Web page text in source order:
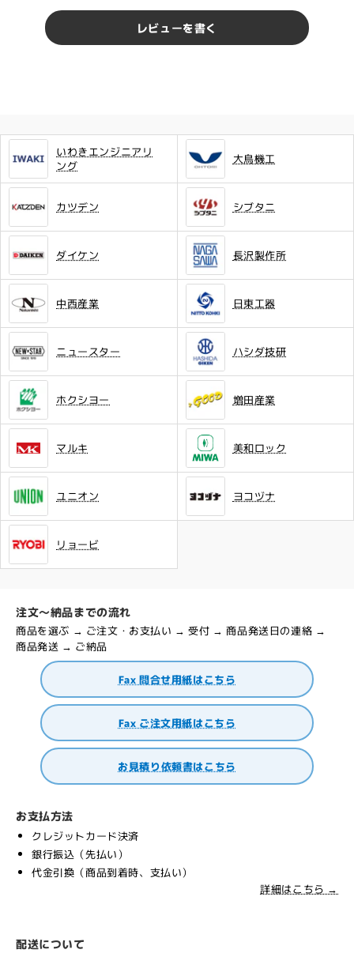
レビューを書く
いわきエンジニアリ
ング
大鳥機工
カツデン シブタニ
ダイケン 長沢製作所
中西産業 日東工器
ニュースター ハシダ技研
ホクシヨー 増田産業
マルキ 美和ロック
ユニオン ヨコヅナ
リョービ
注文～納品までの流れ
商品を選ぶ → ご注文・お支払い → 受付 → 商品発送日の連絡 →
商品発送 → ご納品
Fax 問合せ用紙はこちら
Fax ご注文用紙はこちら
お見積り依頼書はこちら
お支払方法
クレジットカード決済
銀行振込（先払い）
代金引換（商品到着時、支払い）
詳細はこちら →
配送について